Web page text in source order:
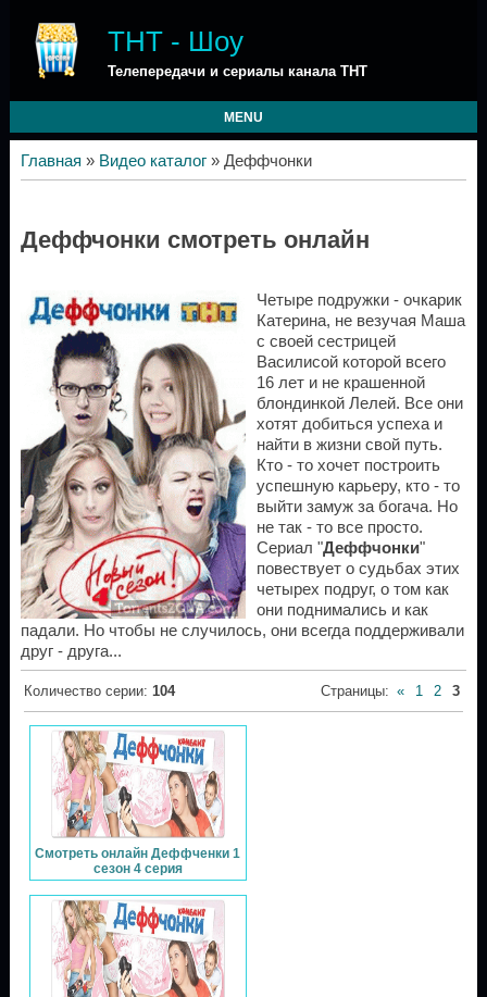
ТНТ - Шоу
Телепередачи и сериалы канала ТНТ
MENU
Главная » Видео каталог» Деффчонки
Деффчонки смотреть онлайн
Четыре подружки - очкарик
Катерина, не везучая Маша
с своей сестрицей
Василисой которой всего
16 лет и не крашенной
блондинкой Лелей. Все они
хотят добиться успеха и
найти в жизни свой путь.
Кто - то хочет построить
успешную карьеру, кто - то
выйти замуж за богача. Но
не так - то все просто.
Сериал "Деффчонки"
повествует о судьбах этих
четырех подруг, о том как
они поднимались и как
падали. Но чтобы не случилось, они всегда поддерживали
друг - друга...
Количество серии: 104 Страницы: « 1 2 3
Смотреть онлайн Деффченки 1
сезон 4 серия